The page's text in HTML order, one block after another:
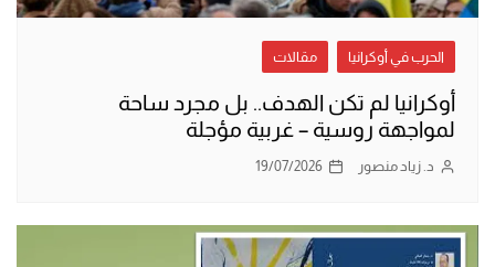
الحرب في أوكرانيا مقالات
أوكرانيا لم تكن الهدف.. بل مجرد ساحة
لمواجهة روسية – غربية مؤجلة
د. زياد منصور 19/07/2026